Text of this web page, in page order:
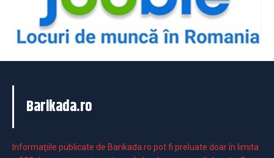
Barikada.ro
Informaţiile publicate de Barikada.ro pot fi preluate doar în limita